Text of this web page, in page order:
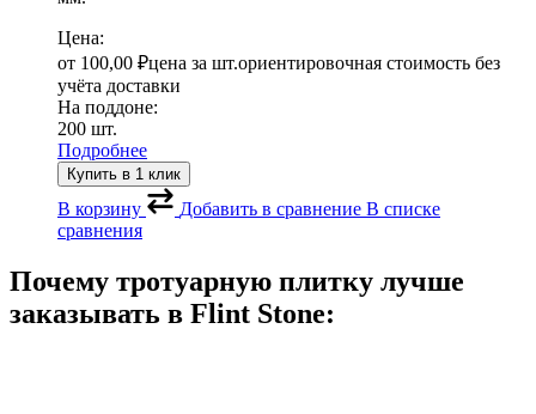
Цена:
от 100,00 ₽цена за шт.ориентировочная стоимость без
учёта доставки
На поддоне:
200 шт.
Подробнее
Купить в 1 клик
В корзину Добавить в сравнение В списке
сравнения
Почему тротуарную плитку лучше
заказывать в Flint Stone: